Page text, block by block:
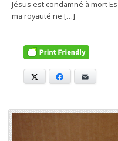
Jésus est condamné à mort
ma royauté ne […]
Facebook